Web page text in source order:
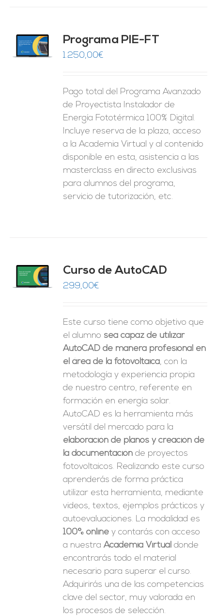
Programa PIE-FT
1.250,00€
Pago total del Programa Avanzado
de Proyectista Instalador de
Energía Fototérmica 100% Digital.
Incluye reserva de la plaza, acceso
a la Academia Virtual y al contenido
disponible en esta, asistencia a las
masterclass en directo exclusivas
para alumnos del programa,
servicio de tutorización, etc.
Curso de AutoCAD
299,00€
Este curso tiene como objetivo que
el alumno sea capaz de utilizar
AutoCAD de manera profesional en
el área de la fotovoltaica, con la
metodología y experiencia propia
de nuestro centro, referente en
formación en energía solar.
AutoCAD es la herramienta más
versátil del mercado para la
elaboración de planos y creación de
la documentación de proyectos
fotovoltaicos. Realizando este curso
aprenderás de forma práctica
utilizar esta herramienta, mediante
videos, textos, ejemplos prácticos y
autoevaluaciones. La modalidad es
100% online y contarás con acceso
a nuestraAcademia Virtual donde
encontrarás todo el material
necesario para superar el curso.
Adquirirás una de las competencias
clave del sector, muy valorada en
los procesos de selección.